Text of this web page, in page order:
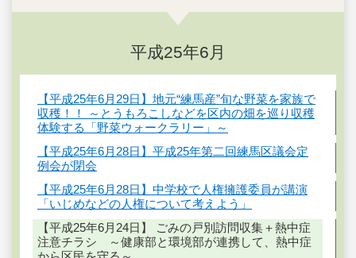
平成25年6月
【平成25年6月29日】地元“練馬産”旬な野菜を家族で
収穫！！ ～とうもろこしなどを区内の畑を巡り収穫
体験する「野菜ウォークラリー」～
【平成25年6月28日】平成25年第二回練馬区議会定
例会が閉会
【平成25年6月28日】中学校で人権擁護委員が講演
「いじめなどの人権について考えよう」
【平成25年6月24日】 ごみの戸別訪問収集＋熱中症
注意チラシ ～健康部と環境部が連携して、熱中症